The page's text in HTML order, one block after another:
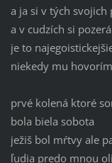
a ja si v tých
a v cudzích si
je to
niekedy mu
prvé kolená ktoré
bola biela sobota
ježiš bol mŕtvy ale
ľudia predo mnou